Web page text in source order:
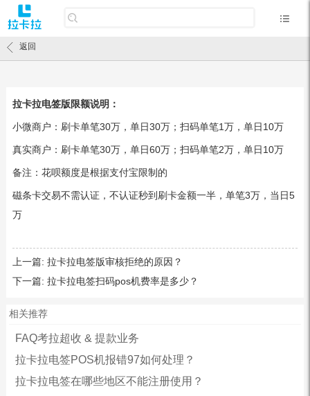
返回
拉卡拉电签版限额说明：
小微商户：刷卡单笔30万，单日30万；扫码单笔1万，单日10万
真实商户：刷卡单笔30万，单日60万；扫码单笔2万，单日10万
备注：花呗额度是根据支付宝限制的
磁条卡交易不需认证，不认证秒到刷卡金额一半，单笔3万，当日5
万
上一篇: 拉卡拉电签版审核拒绝的原因？
下一篇: 拉卡拉电签扫码pos机费率是多少？
相关推荐
FAQ考拉超收 & 提款业务
拉卡拉电签POS机报错97如何处理？
拉卡拉电签在哪些地区不能注册使用？